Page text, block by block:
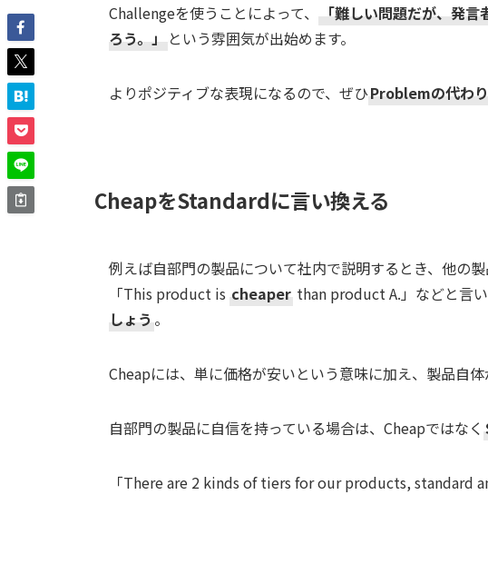
Challengeを使うことによって、
「難しい問題だが、発
ろう。」
という雰囲気が出始めます。
よりポジティブな表現になるので、ぜひProblemの代わ
CheapをStandardに言い換える
例えば自部門の製品について社内で説明するとき、他の
「This product is cheaper than product A.」などと言い
しょう 。
Cheapには、単に価格が安いという意味に加え、製品自体
自部門の製品に自信を持っている場合は、Cheapではなく
「There are 2 kinds of tiers for our products, standard